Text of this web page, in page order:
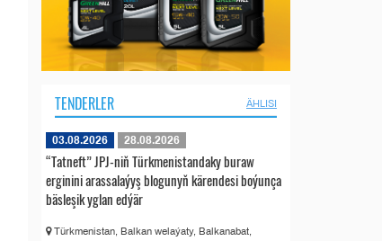
TENDERLER ÄHLISI
03.08.2026 28.08.2026
“Tatneft” JPJ-niň Türkmenistandaky buraw
erginini arassalaýyş blogunyň kärendesi boýunça
bäsleşik yglan edýär
Türkmenistan, Balkan welaýaty, Balkanabat,